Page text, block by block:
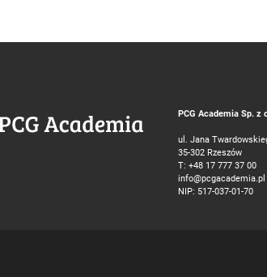
PCG Academia Sp. z
ul. Jana
35-302 Rzeszów
T: +48 17 777 37 00
info@pcgacademia.pl
NIP: 517-037-01-70